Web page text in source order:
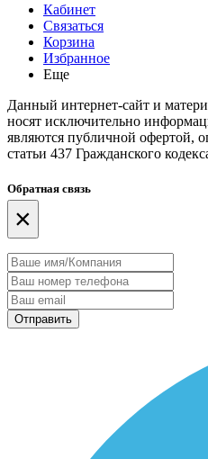
Кабинет
Связаться
Корзина
Избранное
Еще
Данный интернет-сайт и
носят исключительно
являются публичной офертой,
статьи 437 Гражданского
Обратная связь
×
Отправить